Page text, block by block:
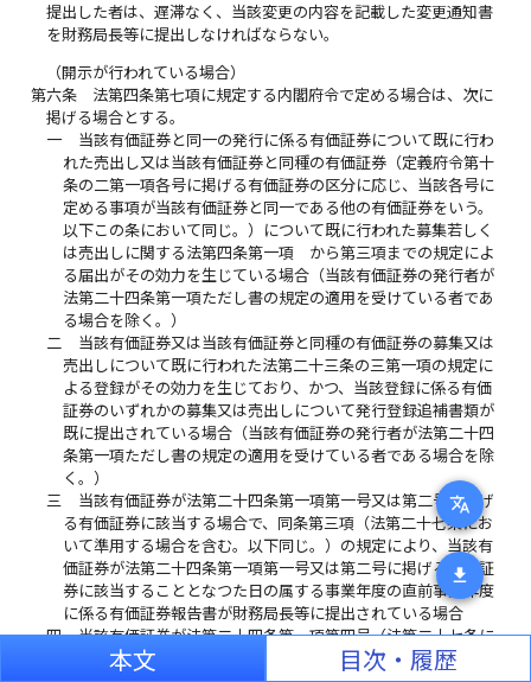
translate
download
提出した者は、遅滞なく、当該変更の内容を記載した変更通知書
を財務局長等に提出しなければならない。
（開示が行われている場合）
第六条
法第四条第七項に規定する内閣府令で定める場合は、次に
掲げる場合とする。
一
当該有価証券と同一の発行に係る有価証券について既に行わ
れた売出し又は当該有価証券と同種の有価証券（定義府令第十
条の二第一項各号に掲げる有価証券の区分に応じ、当該各号に
定める事項が当該有価証券と同一である他の有価証券をいう。
以下この条において同じ。）について既に行われた募集若しく
は売出しに関する法第四条第一項 から第三項までの規定によ
る届出がその効力を生じている場合（当該有価証券の発行者が
法第二十四条第一項ただし書の規定の適用を受けている者であ
る場合を除く。）
二
当該有価証券又は当該有価証券と同種の有価証券の募集又は
売出しについて既に行われた法第二十三条の三第一項の規定に
よる登録がその効力を生じており、かつ、当該登録に係る有価
証券のいずれかの募集又は売出しについて発行登録追補書類が
既に提出されている場合（当該有価証券の発行者が法第二十四
条第一項ただし書の規定の適用を受けている者である場合を除
く。）
三
当該有価証券が法第二十四条第一項第一号又は第二号に掲げ
る有価証券に該当する場合で、同条第三項（法第二十七条にお
いて準用する場合を含む。以下同じ。）の規定により、当該有
価証券が法第二十四条第一項第一号又は第二号に掲げる有価証
券に該当することとなつた日の属する事業年度の直前事業年度
に係る有価証券報告書が財務局長等に提出されている場合
四
当該有価証券が法第二十四条第一項第四号（法第二十七条に
おいて準用する場合を含む。以下この号及び第十六条の三にお
本文 目次・履歴